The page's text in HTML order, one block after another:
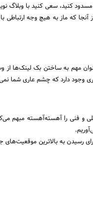
کنید، سعی کنید با وبلاگ
آنجا که ماز به هیچ وجه
مهم به ساختن بک لینک‌ها از
فنی را آهسته‌آهسته مبهم
رسیدن به بالاترین موقعیت‌های